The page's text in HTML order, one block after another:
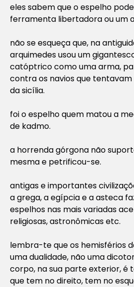
eles sabem que o espelho
ferramenta libertadora ou um
não se esqueça que, na
arquimedes usou um
catóptrico como uma arma,
contra os navios que
da sicília.
foi o espelho quem matou a
de kadmo.
a horrenda górgona não
mesma e petrificou-se.
antigas e importantes
a grega, a egípcia e a asteca
espelhos nas mais variadas
religiosas, astronômicas etc.
lembra-te que os hemisférios
uma dualidade, não uma
corpo, na sua parte exterior, é
que tem no direito, tem no